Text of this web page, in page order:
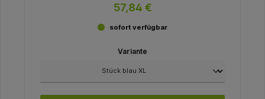
57,84 €
sofort verfügbar
Variante